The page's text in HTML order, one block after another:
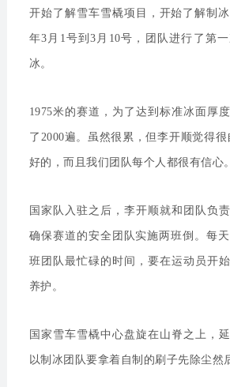
开始了解雪车雪橇项目，开始了解制
年3月1号到3月10号，团队进行了第
冰。
1975米的赛道，为了达到标准冰面厚
了2000遍。虽然很累，但李开顺觉得
好的，而且我们团队每个人都很有信心
国家队入驻之后，李开顺就和团队负
确保赛道的安全团队实施两班倒。每
班团队最忙碌的时间，要在运动员开
养护。
国家雪车雪橇中心盘旋在山脊之上，
以制冰团队要拿着自制的刷子先除尘然